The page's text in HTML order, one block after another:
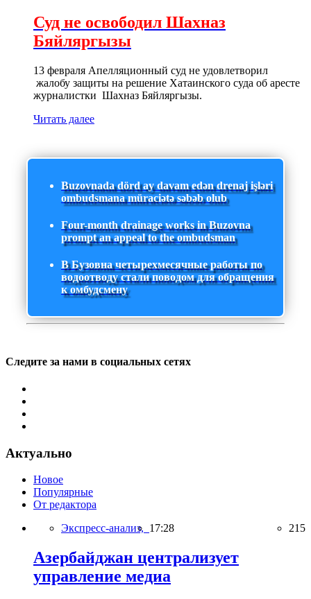
Суд не освободил Шахназ
Бяйляргызы
13 февраля Апелляционный суд не удовлетворил
жалобу защиты на решение Хатаинского суда об аресте
журналистки Шахназ Бяйляргызы.
Читать далее
Buzovnada dörd ay davam edən drenaj işləri
ombudsmana müraciətə səbəb olub
Four-month drainage works in Buzovna
prompt an appeal to the ombudsman
В Бузовна четырехмесячные работы по
водоотводу стали поводом для обращения
к омбудсмену
Следите за нами в социальных сетях
Актуально
Новое
Популярные
От редактора
Экспресс-анализ, 17:28 215
Азербайджан централизует
управление медиа